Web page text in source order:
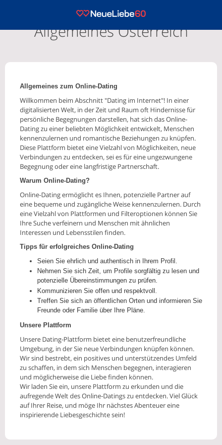
Allgemeines Österreich
Allgemeines zum Online-Dating
Willkommen beim Abschnitt "Dating im Internet"! In einer
digitalisierten Welt, in der Zeit und Raum oft Hindernisse für
persönliche Begegnungen darstellen, hat sich das Online-
Dating zu einer beliebten Möglichkeit entwickelt, Menschen
kennenzulernen und romantische Beziehungen zu knüpfen.
Diese Plattform bietet eine Vielzahl von Möglichkeiten, neue
Verbindungen zu entdecken, sei es für eine ungezwungene
Begegnung oder eine langfristige Partnerschaft.
Warum Online-Dating?
Online-Dating ermöglicht es Ihnen, potenzielle Partner auf
eine bequeme und zugängliche Weise kennenzulernen. Durch
eine Vielzahl von Plattformen und Filteroptionen können Sie
Ihre Suche verfeinern und Menschen mit ähnlichen
Interessen und Lebensstilen finden.
Tipps für erfolgreiches Online-Dating
Seien Sie ehrlich und authentisch in Ihrem Profil.
Nehmen Sie sich Zeit, um Profile sorgfältig zu lesen und
potenzielle Übereinstimmungen zu prüfen.
Kommunizieren Sie offen und respektvoll.
Treffen Sie sich an öffentlichen Orten und informieren Sie
Freunde oder Familie über Ihre Pläne.
Unsere Plattform
Unsere Dating-Plattform bietet eine benutzerfreundliche
Umgebung, in der Sie neue Verbindungen knüpfen können.
Wir sind bestrebt, ein positives und unterstützendes Umfeld
zu schaffen, in dem sich Menschen begegnen, interagieren
und möglicherweise die Liebe finden können.
Wir laden Sie ein, unsere Plattform zu erkunden und die
aufregende Welt des Online-Datings zu entdecken. Viel Glück
auf Ihrer Reise, und möge Ihr nächstes Abenteuer eine
inspirierende Liebesgeschichte sein!